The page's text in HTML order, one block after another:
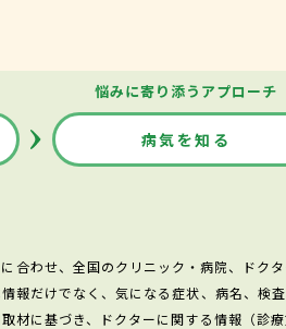
悩みに寄り添うアプローチ
病気を知る
合わせ、全国のクリニック・病院、ドク
だけでなく、気になる症状、病名、検
材に基づき、ドクターに関する情報（診